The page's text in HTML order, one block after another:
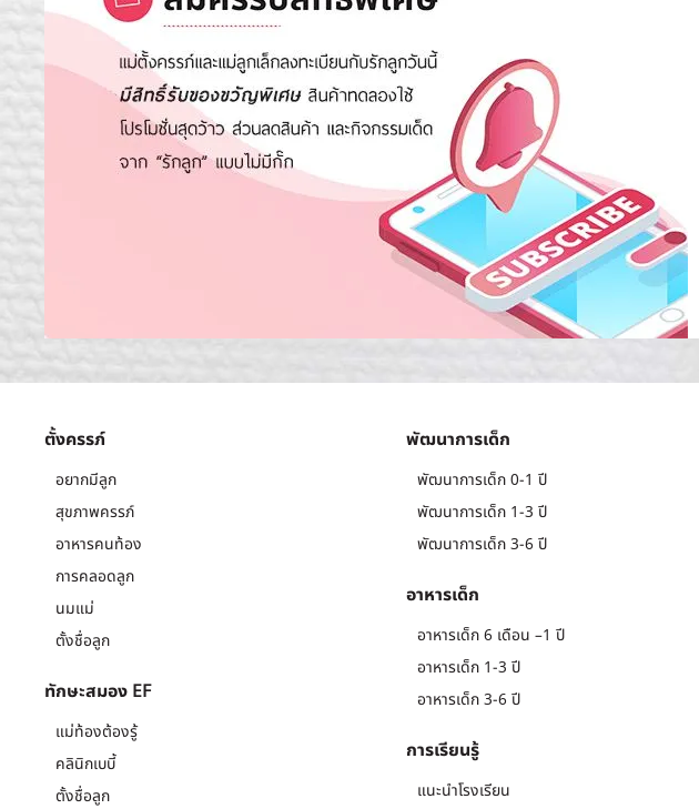
ตั้งครรภ์
อยากมีลูก
สุขภาพครรภ์
อาหารคนท้อง
การคลอดลูก
นมแม่
ตั้งชื่อลูก
ทักษะสมอง EF
แม่ท้องต้องรู้
คลินิกเบบี้
ตั้งชื่อลูก
พัฒนาการเด็ก
พัฒนาการเด็ก 0-1 ปี
พัฒนาการเด็ก 1-3 ปี
พัฒนาการเด็ก 3-6 ปี
อาหารเด็ก
อาหารเด็ก 6 เดือน –1 ปี
อาหารเด็ก 1-3 ปี
อาหารเด็ก 3-6 ปี
การเรียนรู้
แนะนำโรงเรียน